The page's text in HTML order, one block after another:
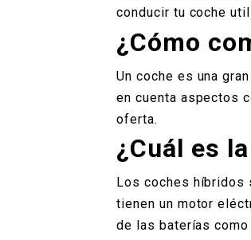
conducir tu coche
¿Cómo
Un coche es una
en cuenta aspectos
oferta.
¿Cuál es
Los coches híbridos
tienen un motor
de las baterías